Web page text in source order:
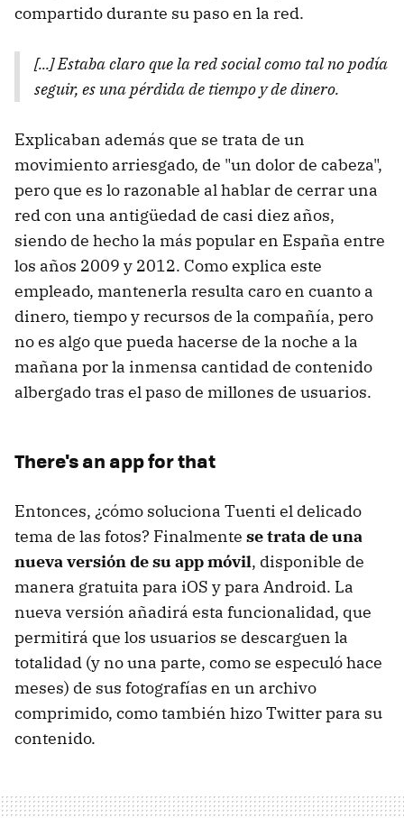
compartido durante su paso en la red.
[...] Estaba claro que la red social como tal no podía
seguir, es una pérdida de tiempo y de dinero.
Explicaban además que se trata de un
movimiento arriesgado, de "un dolor de cabeza",
pero que es lo razonable al hablar de cerrar una
red con una antigüedad de casi diez años,
siendo de hecho la más popular en España entre
los años 2009 y 2012. Como explica este
empleado, mantenerla resulta caro en cuanto a
dinero, tiempo y recursos de la compañía, pero
no es algo que pueda hacerse de la noche a la
mañana por la inmensa cantidad de contenido
albergado tras el paso de millones de usuarios.
There's an app for that
Entonces, ¿cómo soluciona Tuenti el delicado
tema de las fotos? Finalmente se trata de una
nueva versión de su app móvil, disponible de
manera gratuita para iOS y para Android. La
nueva versión añadirá esta funcionalidad, que
permitirá que los usuarios se descarguen la
totalidad (y no una parte, como se especuló hace
meses) de sus fotografías en un archivo
comprimido, como también hizo Twitter para su
contenido.